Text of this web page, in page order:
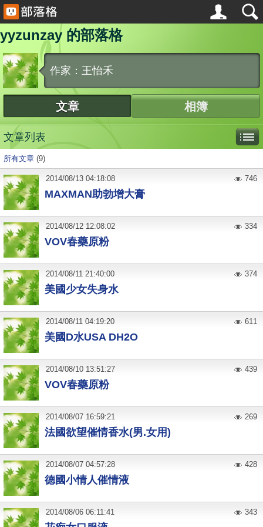
yyzunzay 的部落格
作家：王怡禾
文章 相簿
文章列表
所有文章 (9)
MAXMAN助勃增大膏
2014/08/13 04:18:08 746
VOV春藥原粉
2014/08/12 12:08:02 334
美國少女失身水
2014/08/11 21:40:00 374
美國D水USA DH2O
2014/08/11 04:19:20 611
VOV春藥原粉
2014/08/10 13:51:27 439
法國欲望催情香水(男.女用)
2014/08/07 16:59:21 269
德國小情人催情液
2014/08/07 04:57:28 428
2014/08/06 06:11:41 343